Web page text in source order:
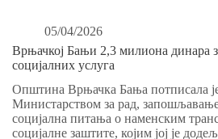
05/04/2026
Врњачкој Бањи 2,3 милиона динара
социјалних услуга
Општина Врњачка Бања потписала
Министарством за рад,
социјална питања о наменским
социјалне заштите, којим јој је